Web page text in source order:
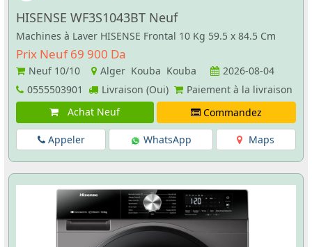
HISENSE WF3S1043BT Neuf
Machines à Laver HISENSE Frontal 10 Kg 59.5 x 84.5 Cm
Prix Neuf 69 900 Da
Neuf 10/10 Alger Kouba Kouba
2026-08-04
0555503901
Livraison (Oui)
Paiement à la livraison
Achat Neuf
Commandez
Appeler WhatsApp Maps